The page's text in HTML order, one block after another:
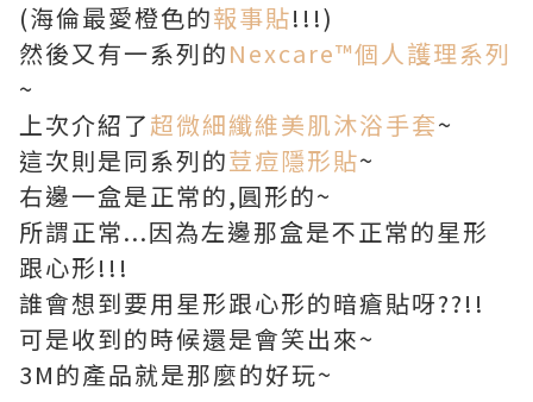
(海倫最愛橙色的報事貼!!!)
然後又有一系列的Nexcare™個人護理系列
~
上次介紹了超微細纖維美肌沐浴手套~
這次則是同系列的荳痘隱形貼~
右邊一盒是正常的,圓形的~
所謂正常...因為左邊那盒是不正常的星形
跟心形!!!
誰會想到要用星形跟心形的暗瘡貼呀??!!
可是收到的時候還是會笑出來~
3M的產品就是那麼的好玩~